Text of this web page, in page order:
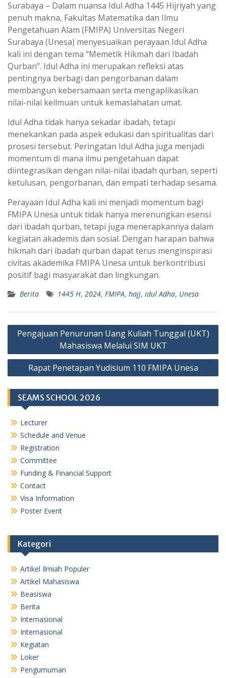
t
s
A
p
p
e
g
r
a
m
Surabaya – Dalam nuansa Idul Adha 1445 Hijriyah yang
penuh makna, Fakultas Matematika dan Ilmu
Pengetahuan Alam (FMIPA) Universitas Negeri
Surabaya (Unesa) menyesuaikan perayaan Idul Adha
kali ini dengan tema “Memetik Hikmah dari Ibadah
Qurban”. Idul Adha ini merupakan refleksi atas
pentingnya berbagi dan pengorbanan dalam
membangun kebersamaan serta mengaplikasikan
nilai-nilai keilmuan untuk kemaslahatan umat.
Idul Adha tidak hanya sekadar ibadah, tetapi
menekankan pada aspek edukasi dan spiritualitas dari
prosesi tersebut. Peringatan Idul Adha juga menjadi
momentum di mana ilmu pengetahuan dapat
diintegrasikan dengan nilai-nilai ibadah qurban, seperti
ketulusan, pengorbanan, dan empati terhadap sesama.
Perayaan Idul Adha kali ini menjadi momentum bagi
FMIPA Unesa untuk tidak hanya merenungkan esensi
dari ibadah qurban, tetapi juga menerapkannya dalam
kegiatan akademis dan sosial. Dengan harapan bahwa
hikmah dari ibadah qurban dapat terus menginspirasi
civitas akademika FMIPA Unesa untuk berkontribusi
positif bagi masyarakat dan lingkungan.
Berita 1445 H, 2024, FMIPA, hajj, idul Adha, Unesa
Navigasi
Pengajuan Penurunan Uang Kuliah Tunggal (UKT)
Mahasiswa Melalui SIM UKT
Rapat Penetapan Yudisium 110 FMIPA Unesa
SEAMS SCHOOL 2026
Lecturer
Schedule and Venue
Registration
Committee
Funding & Financial Support
Contact
Visa Information
Poster Event
Kategori
Artikel Ilmiah Populer
Artikel Mahasiswa
Beasiswa
Berita
Internasional
Internasional
Kegiatan
Loker
Pengumuman